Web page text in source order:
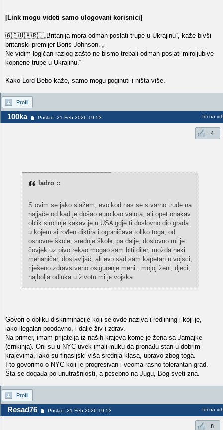
[Link mogu videti samo ulogovani korisnici]
🇬🇧🇺🇦🇷🇺„Britanija mora odmah poslati trupe u Ukrajinu“, kaže bivši
britanski premijer Boris Johnson. „
Ne vidim logičan razlog zašto ne bismo trebali odmah poslati miroljubive
kopnene trupe u Ukrajinu.“
Kako Lord Bebo kaže, samo mogu poginuti i ništa više.
Profil
100ka Poslao: 21 Feb 2026 19:53 Idi na vrh
4
ladro ::
S ovim se jako slažem, evo kod nas se stvarno trude na
najjače od kad je došao euro kao valuta, ali opet onakav
oblik sirotinje kakav je u USA gdje ti doslovno dio grada
u kojem si rođen diktira i ograničava toliko toga, od
osnovne škole, srednje škole, pa dalje, doslovno mi je
čovjek uz pivo rekao mogao sam biti diler, možda neki
mehaničar, dostavljač, ali evo sad sam kapetan u vojsci,
riješeno zdravstveno osiguranje meni , mojoj ženi, djeci,
najbolja odluka u životu mi je vojska.
Govori o obliku diskriminacije koji se ovde naziva i redlining i koji je,
iako ilegalan poodavno, i dalje živ i zdrav.
Na primer, imam prijatelja iz naših krajeva kome je žena sa Jamajke
(crnkinja). Oni su u NYC uvek imali muku da pronađu stan u dobrim
krajevima, iako su finasijski viša srednja klasa, upravo zbog toga.
I to govorimo o NYC koji je progresivan i veoma rasno tolerantan grad.
Šta se događa po unutrašnjosti, a posebno na Jugu, Bog sveti zna.
Profil
Resad76 Poslao: 21 Feb 2026 19:53 Idi na vrh
8